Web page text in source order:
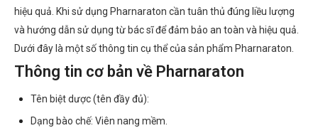
hiệu quả. Khi sử dụng Pharnaraton cần tuân thủ đúng liều lượng
và hướng dẫn sử dụng từ bác sĩ để đảm bảo an toàn và hiệu quả.
Dưới đây là một số thông tin cụ thể của sản phẩm Pharnaraton.
Thông tin cơ bản về Pharnaraton
Tên biệt dược (tên đầy đủ):
Dạng bào chế: Viên nang mềm.